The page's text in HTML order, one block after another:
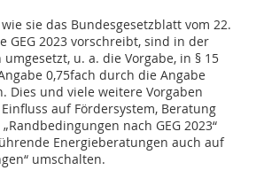
sie das Bundesgesetzblatt vom 22.
GEG 2023 vorschreibt, sind in der
u. a. die Vorgabe, in § 15
0,75fach durch die Angabe
Dies und viele weitere Vorgaben
auf Fördersystem, Beratung
nach GEG 2023“
Energieberatungen auch auf
umschalten.